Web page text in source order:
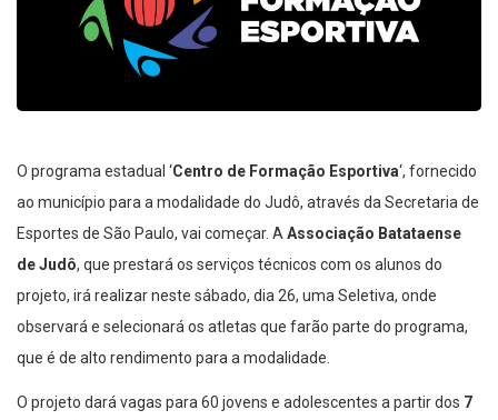
O programa estadual ‘ Centro de Formação Esportiva‘, fornecido
ao município para a modalidade do Judô, através da Secretaria de
Esportes de São Paulo, vai começar. AAssociação Batataense
de Judô, que prestará os serviços técnicos com os alunos do
projeto, irá realizar neste sábado, dia 26, uma Seletiva, onde
observará e selecionará os atletas que farão parte do programa,
que é de alto rendimento para a modalidade.
O projeto dará vagas para 60 jovens e adolescentes a partir dos 7